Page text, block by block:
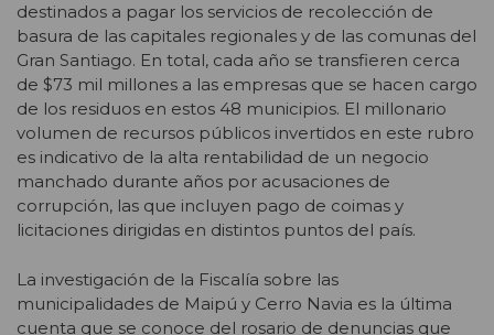
destinados a pagar los servicios de recolección de
basura de las capitales regionales y de las comunas del
Gran Santiago. En total, cada año se transfieren cerca
de $73 mil millones a las empresas que se hacen cargo
de los residuos en estos 48 municipios. El millonario
volumen de recursos públicos invertidos en este rubro
es indicativo de la alta rentabilidad de un negocio
manchado durante años por acusaciones de
corrupción, las que incluyen pago de coimas y
licitaciones dirigidas en distintos puntos del país.
La investigación de la Fiscalía sobre las
municipalidades de Maipú y Cerro Navia es la última
cuenta que se conoce del rosario de denuncias que